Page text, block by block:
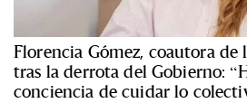
Florencia Gómez, coautora de
tras la derrota del Gobierno:
conciencia de cuidar lo